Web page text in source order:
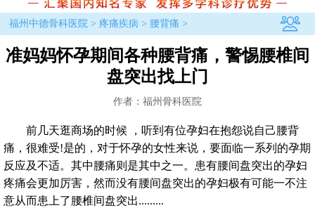
福州中德骨科医院> 疼痛疾病 > 腰背痛 >
准妈妈怀孕期间各种腰背痛，警惕腰椎间
盘突出找上门
作者：福州骨科医院
前几天逛商场的时候 ，听到有位孕妇在抱怨说自己腰背
痛，很难受!是的，对于怀孕的女性来说，要面临一系列的孕期
反应及不适。其中腰痛则是其中之一。患有腰间盘突出的孕妇
疼痛会更加厉害，然而没有腰间盘突出的孕妇极有可能一不注
意从而患上了腰椎间盘突出.........